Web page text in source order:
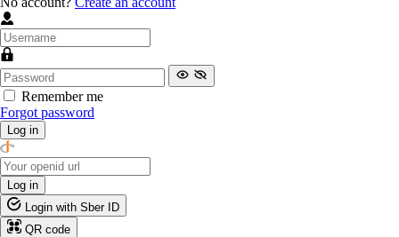
Remember me
Forgot password
Log in
Log in
Login with Sber ID
QR code